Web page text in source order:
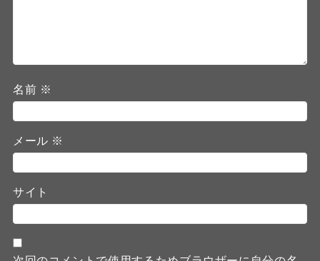
名前 ※
メール ※
サイト